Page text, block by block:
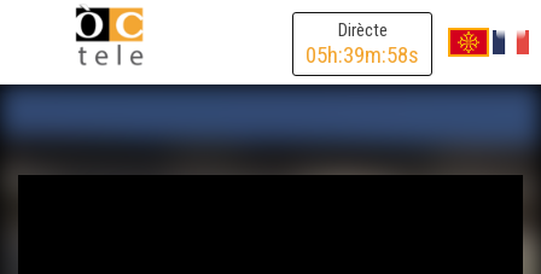
Dirècte
05h:39m:58s